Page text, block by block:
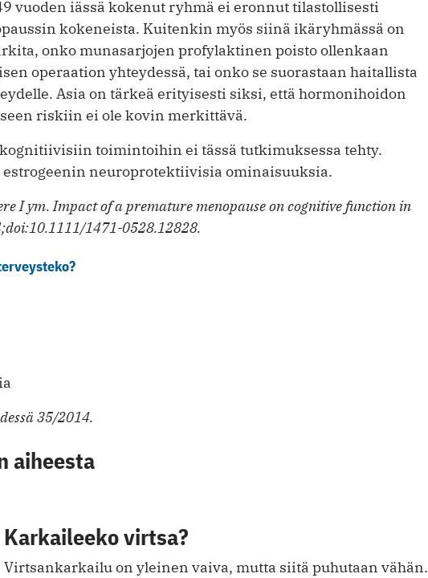
vuoden iässä kokenut ryhmä ei eronnut tilastollisesti
kokeneista. Kuitenkin myös siinä ikäryhmässä on
onko munasarjojen profylaktinen poisto ollenkaan
operaation yhteydessä, tai onko se suorastaan haitallista
Asia on tärkeä erityisesti siksi, että hormonihoidon
riskiin ei ole kovin merkittävä.
toimintoihin ei tässä tutkimuksessa tehty.
neuroprotektiivisia ominaisuuksia.
I ym. Impact of a premature menopause on cognitive function in
1471-0528.12828.
35/2014.
aiheesta
Karkaileeko virtsa?
Virtsankarkailu on yleinen vaiva, mutta siitä puhutaan vähän.